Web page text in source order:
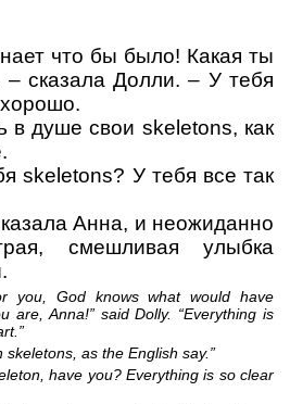
что бы было! Какая ты
– сказала Долли. – У тебя
в душе свои skeletons, как
skeletons? У тебя все так
Анна, и неожиданно
смешливая улыбка
you, God knows what would have
are, Anna!” said Dolly. “Everything is
skeletons, as the English say.”
have you? Everything is so clear